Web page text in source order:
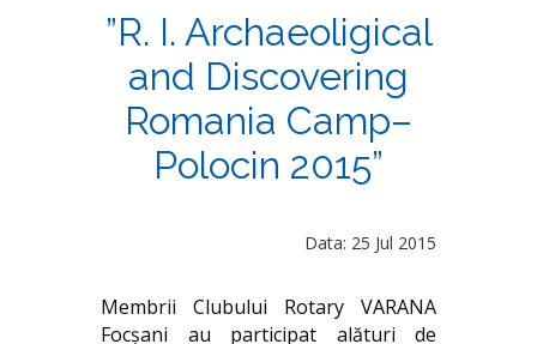
”R. I. Archaeoligical
and Discovering
Romania Camp–
Polocin 2015”
Data: 25 Jul 2015
Membrii Clubului Rotary VARANA
Focșani au participat alături de